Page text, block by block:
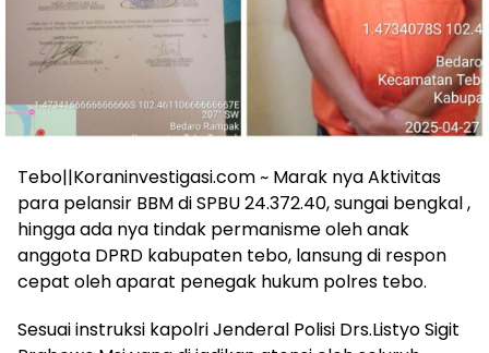
Tebo||Koraninvestigasi.com ~ Marak nya Aktivitas
para pelansir BBM di SPBU 24.372.40, sungai bengkal ,
hingga ada nya tindak permanisme oleh anak
anggota DPRD kabupaten tebo, lansung di respon
cepat oleh aparat penegak hukum polres tebo.
Sesuai instruksi kapolri Jenderal Polisi Drs.Listyo Sigit